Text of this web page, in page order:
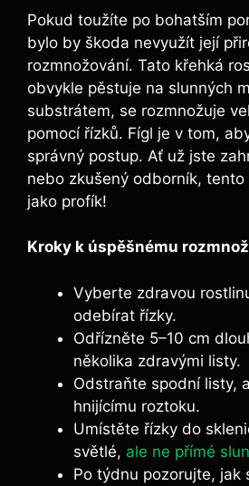
Pokud toužíte po bohatším
bylo by škoda nevyužít její
rozmnožování. Tato křehká
obvykle pěstuje na slunných
substrátem, se rozmnožuje
pomocí řízků. Fígl je v tom,
správný postup. Ať už jste
nebo zkušený odborník,
jako profík!
Kroky k úspěšnému
Vyberte zdravou
odebírat řízky.
Odřízněte 5–10 cm
několika zdravými listy.
Odstraňte spodní listy,
hnijícímu roztoku.
Umístěte řízky do
světlé, ale ne přímé
Po týdnu pozorujte, jak